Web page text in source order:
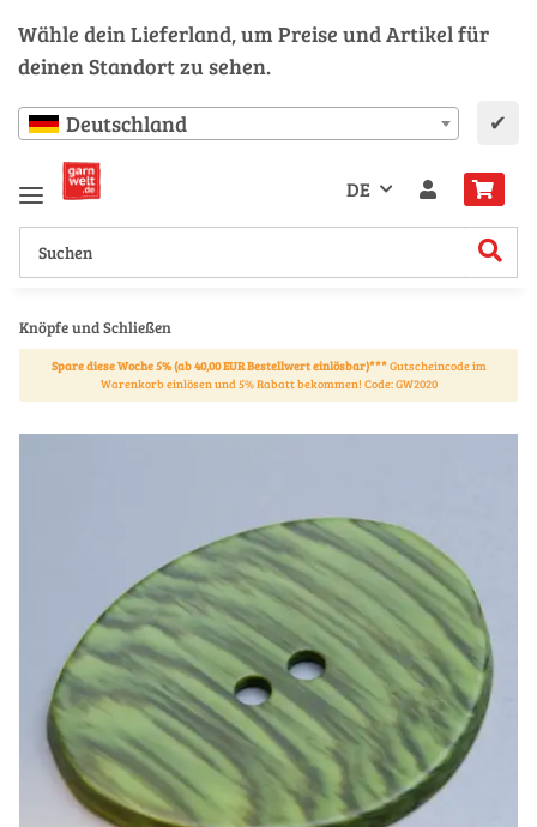
Wähle dein Lieferland, um Preise und Artikel für
deinen Standort zu sehen.
Deutschland ✔
DE
Knöpfe und Schließen
Spare diese Woche 5% (ab 40,00 EUR Bestellwert einlösbar)***Gutscheincode im
Warenkorb einlösen und 5% Rabatt bekommen! Code: GW2020